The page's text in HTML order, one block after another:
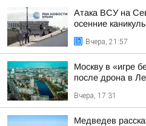
Атака ВСУ на
осенние
Вчера, 21:57
Москву в «игре
после дрона в
Вчера, 17:31
Медведев